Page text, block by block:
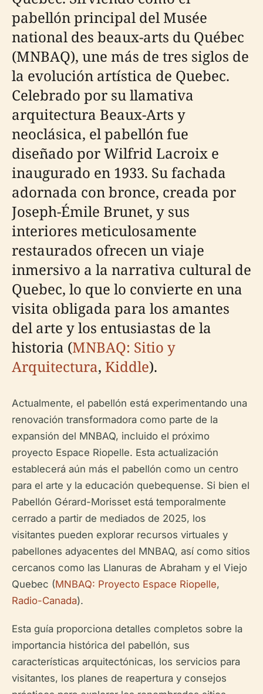
pabellón principal del Musée
national des beaux-arts du Québec
(MNBAQ), une más de tres siglos de
la evolución artística de Quebec.
Celebrado por su llamativa
arquitectura Beaux-Arts y
neoclásica, el pabellón fue
diseñado por Wilfrid Lacroix e
inaugurado en 1933. Su fachada
adornada con bronce, creada por
Joseph-Émile Brunet, y sus
interiores meticulosamente
restaurados ofrecen un viaje
inmersivo a la narrativa cultural de
Quebec, lo que lo convierte en una
visita obligada para los amantes
del arte y los entusiastas de la
historia (MNBAQ: Sitio y
Arquitectura, Kiddle).
Actualmente, el pabellón está experimentando una
renovación transformadora como parte de la
expansión del MNBAQ, incluido el próximo
proyecto Espace Riopelle. Esta actualización
establecerá aún más el pabellón como un centro
para el arte y la educación quebequense. Si bien el
Pabellón Gérard-Morisset está temporalmente
cerrado a partir de mediados de 2025, los
visitantes pueden explorar recursos virtuales y
pabellones adyacentes del MNBAQ, así como sitios
cercanos como las Llanuras de Abraham y el Viejo
Quebec (MNBAQ: Proyecto Espace Riopelle,
Radio-Canada).
Esta guía proporciona detalles completos sobre la
importancia histórica del pabellón, sus
características arquitectónicas, los servicios para
visitantes, los planes de reapertura y consejos